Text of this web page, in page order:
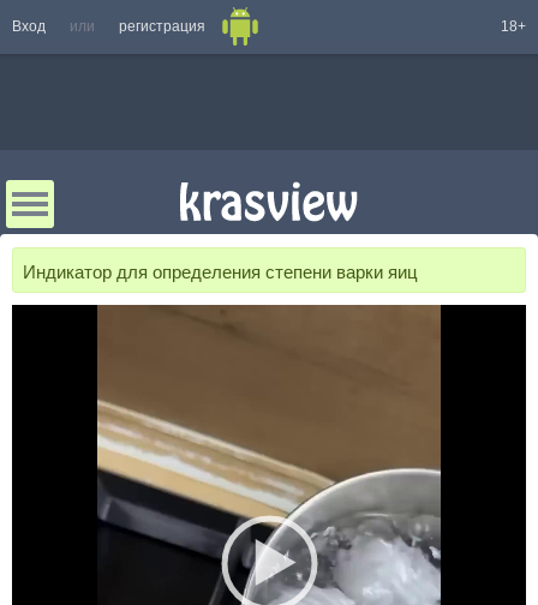
Вход или регистрация 18+
Индикатор для определения степени варки яиц